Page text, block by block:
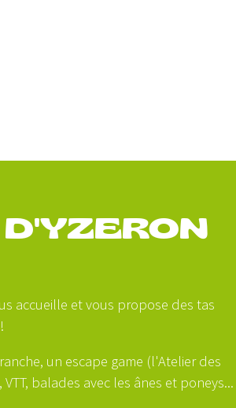
accueille et vous propose des tas
un escape game (l'Atelier des
balades avec les ânes et poneys...